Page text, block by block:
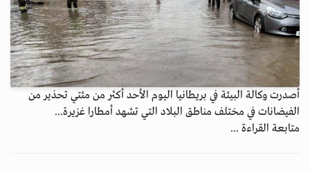
أصدرت وكالة البيئة في بريطانيا اليوم الأحد أكثر من مئتي تحذير من
الفيضانات في مختلف مناطق البلاد التي تشهد أمطارا غزيرة...
متابعة القراءة ...